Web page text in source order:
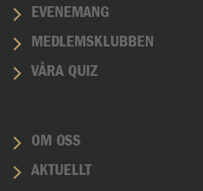
EVENEMANG
MEDLEMSKLUBBEN
VÅRA QUIZ
OM OSS
AKTUELLT